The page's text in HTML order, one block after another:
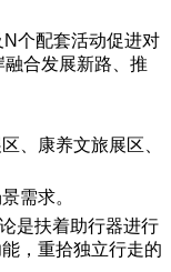
N个配套活动促进对
合发展新路、推
、康养文旅展区、
需求。
是扶着助行器进行
，重拾独立行走的